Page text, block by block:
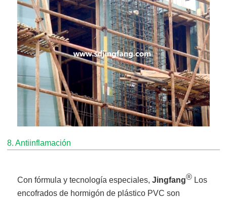
8. Antiinflamación
Con fórmula y tecnología especiales,Jingfang® Los
encofrados de hormigón de plástico PVC son